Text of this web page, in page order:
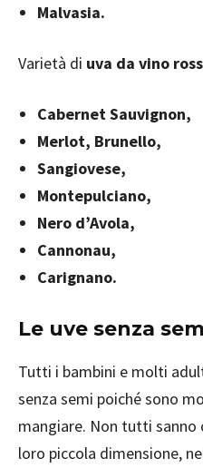
Malvasia.
Varietà di uva da vino
Cabernet Sauvignon,
Merlot, Brunello,
Sangiovese,
Montepulciano,
Nero d’Avola,
Cannonau,
Carignano.
Le uve senza
Tutti i bambini e molti
senza semi poiché sono
mangiare. Non tutti sanno
loro piccola dimensione,